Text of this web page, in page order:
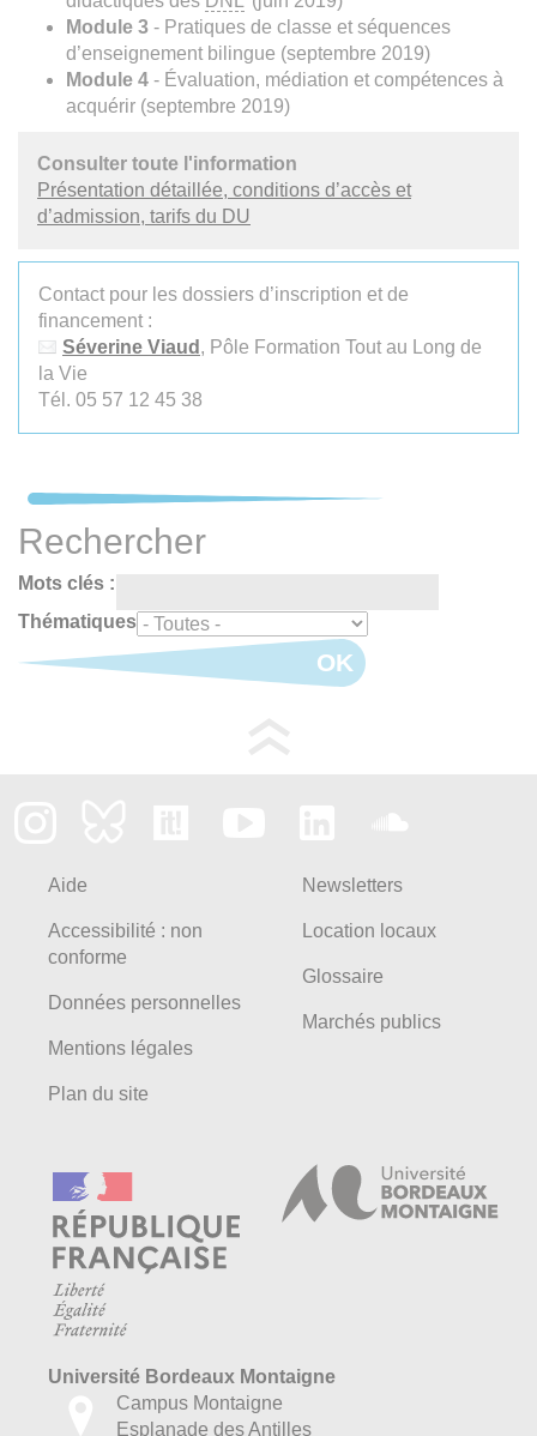
Module 3 - Pratiques de classe et séquences
d’enseignement bilingue (septembre 2019)
Module 4 - Évaluation, médiation et compétences à
acquérir (septembre 2019)
Consulter toute l'information
Présentation détaillée, conditions d’accès et
d’admission, tarifs du DU
Contact pour les dossiers d’inscription et de
financement :
Séverine Viaud , Pôle Formation Tout au Long de
la Vie
Tél. 05 57 12 45 38
Rechercher
Mots clés :
Thématiques
OK
Aide
Accessibilité : non
conforme
Données personnelles
Mentions légales
Plan du site
Newsletters
Location locaux
Glossaire
Marchés publics
Université Bordeaux Montaigne
Campus Montaigne
Esplanade des Antilles